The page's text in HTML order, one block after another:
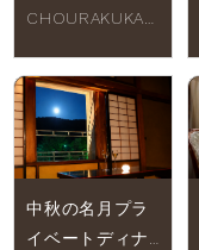
CHOURAKUKAN
月27日(日) 】
中秋の名月プラ
イベートディナ